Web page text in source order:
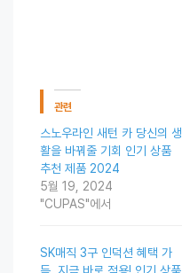
관련
스노우라인 새턴 카 당신의 생
활을 바꿔줄 기회 인기 상품
추천 제품 2024
5월 19, 2024
"CUPAS"에서
SK매직 3구 인덕션 혜택 가
득, 지금 바로 적용! 인기 상품